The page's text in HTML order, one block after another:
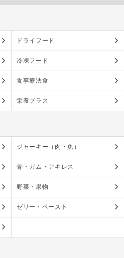
ドライフード
冷凍フード
食事療法食
栄養プラス
ジャーキー（肉・魚）
骨・ガム・アキレス
野菜・果物
ゼリー・ペースト